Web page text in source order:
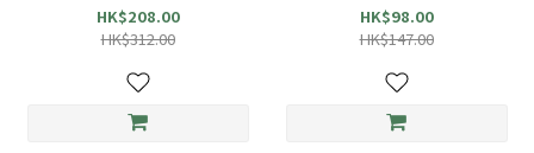
HK$208.00
HK$312.00
HK$98.00
HK$147.00